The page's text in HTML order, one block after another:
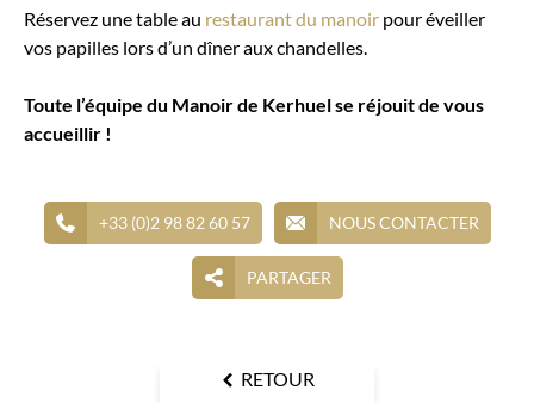
Réservez une table au restaurant du manoir pour éveiller
vos papilles lors d’un dîner aux chandelles.
Toute l’équipe du Manoir de Kerhuel se réjouit de vous
accueillir !
+33 (0)2 98 82 60 57 NOUS CONTACTER
PARTAGER
RETOUR